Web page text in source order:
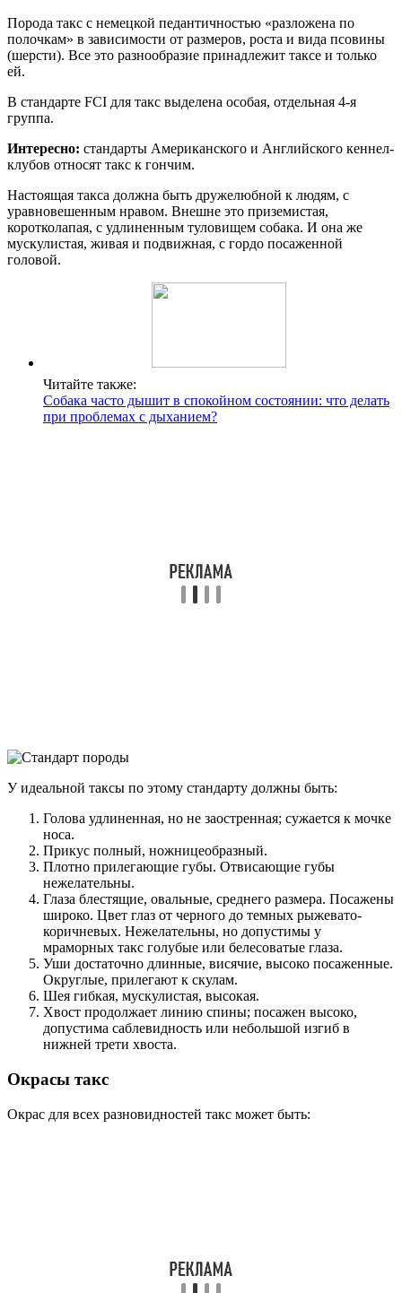
Порода такс с немецкой педантичностью «разложена по
полочкам» в зависимости от размеров, роста и вида псовины
(шерсти). Все это разнообразие принадлежит таксе и только
ей.
В стандарте FCI для такс выделена особая, отдельная 4-я
группа.
Интересно: стандарты Американского и Английского кеннел-
клубов относят такс к гончим.
Настоящая такса должна быть дружелюбной к людям, с
уравновешенным нравом. Внешне это приземистая,
коротколапая, с удлиненным туловищем собака. И она же
мускулистая, живая и подвижная, с гордо посаженной
головой.
Читайте также:
Собака часто дышит в спокойном состоянии: что делать
при проблемах с дыханием?
У идеальной таксы по этому стандарту должны быть:
Голова удлиненная, но не заостренная; сужается к мочке
носа.
Прикус полный, ножницеобразный.
Плотно прилегающие губы. Отвисающие губы
нежелательны.
Глаза блестящие, овальные, среднего размера. Посажены
широко. Цвет глаз от черного до темных рыжевато-
коричневых. Нежелательны, но допустимы у
мраморных такс голубые или белесоватые глаза.
Уши достаточно длинные, висячие, высоко посаженные.
Округлые, прилегают к скулам.
Шея гибкая, мускулистая, высокая.
Хвост продолжает линию спины; посажен высоко,
допустима саблевидность или небольшой изгиб в
нижней трети хвоста.
Окрасы такс
Окрас для всех разновидностей такс может быть: